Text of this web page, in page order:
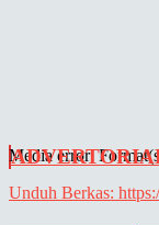
Media error:
Unduh Berkas: